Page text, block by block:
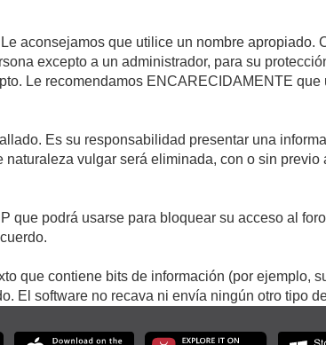
aconsejamos que utilice un nombre apropiado.
excepto a un administrador, para su
Le recomendamos ENCARECIDAMENTE
Es su responsabilidad presentar una
vulgar será eliminada, con o sin
que podrá usarse para bloquear su acceso al
que contiene bits de información (por ejemplo,
El software no recava ni envía ningún otro tipo